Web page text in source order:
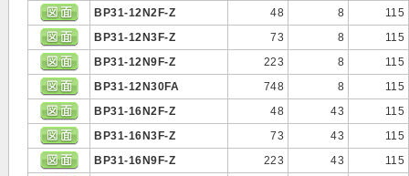
BP31-12N2F-Z 48 8
115
BP31-12N3F-Z
73 8
115
BP31-12N9F-Z
223 8
115
BP31-12N30FA
748 8
115
BP31-16N2F-Z
48 43
115
BP31-16N3F-Z
73 43
115
BP31-16N9F-Z
223 43
115